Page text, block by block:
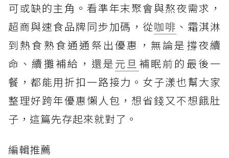
可或缺的主角。看準年末聚會與熬夜需求，
超商與速食品牌同步加碼，從咖啡 、霜淇淋
到熱食熟食通通祭出優惠，無論是撐夜續
命、續攤補給，還是元旦 補眠前的最後一
餐，都能用折扣一路接力。女子漾也幫大家
整理好跨年優惠懶人包，想省錢又不想餓肚
子，這篇先存起來就對了。
編輯推薦